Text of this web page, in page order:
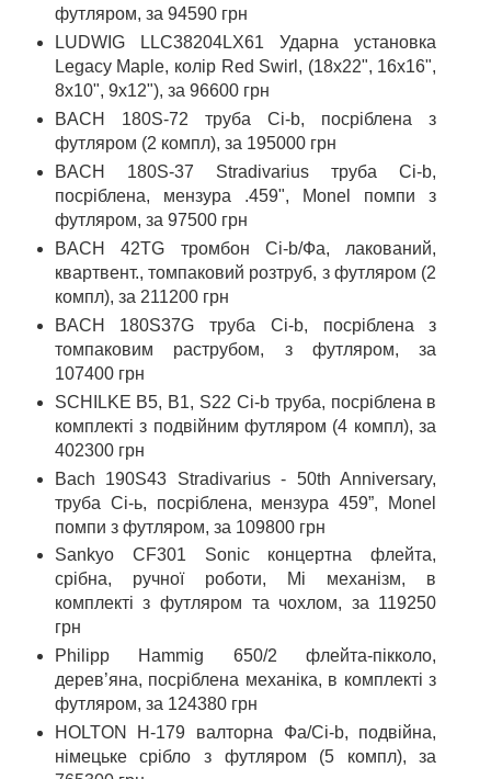
футляром, за 94590 грн
LUDWIG LLC38204LX61 Ударна установка
Legacy Maple, колір Red Swirl, (18x22", 16x16",
8х10", 9х12"), за 96600 грн
BACH 180S-72 труба Сі-b, посріблена з
футляром (2 компл), за 195000 грн
BACH 180S-37 Stradivarius труба Сі-b,
посріблена, мензура .459", Monel помпи з
футляром, за 97500 грн
BACH 42TG тромбон Сі-b/Фа, лакований,
квартвент., томпаковий розтруб, з футляром (2
компл), за 211200 грн
BACH 180S37G труба Сі-b, посріблена з
томпаковим раструбом, з футляром, за
107400 грн
SCHILKE B5, B1, S22 Сі-b труба, посріблена в
комплекті з подвійним футляром (4 компл), за
402300 грн
Bach 190S43 Stradivarius - 50th Anniversary,
труба Сі-ь, посріблена, мензура 459”, Monel
помпи з футляром, за 109800 грн
Sankyo CF301 Sonic концертна флейта,
срібна, ручної роботи, Мі механізм, в
комплекті з футляром та чохлом, за 119250
грн
Philipp Hammig 650/2 флейта-пікколо,
дерев’яна, посріблена механіка, в комплекті з
футляром, за 124380 грн
HOLTON H-179 валторна Фа/Сі-b, подвійна,
німецьке срібло з футляром (5 компл), за